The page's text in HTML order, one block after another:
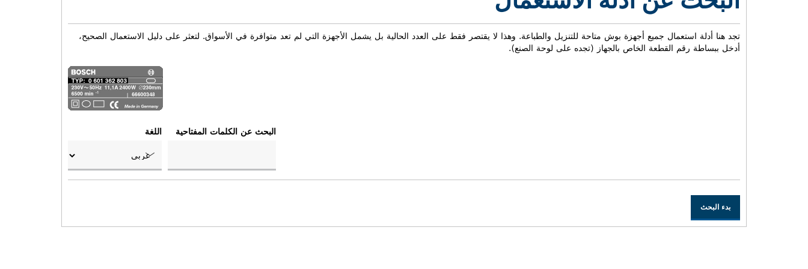
تجد هنا أدلة استعمال جميع أجهزة بوش متاحة للتنزيل والطباعة. وهذا لا يقتصر فقط على العدد الحالية بل يشمل الأجهزة التي لم تعد متوافرة في الأسواق. لتعثر على دليل الاستعمال الصحيح،
أدخل ببساطة رقم القطعة الخاص بالجهاز (تجده على لوحة الصنع).
اللغة البحث عن الكلمات المفتاحية
بدء البحث